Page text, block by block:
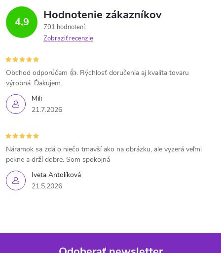
4,9 Hodnotenie zákazníkov
701 hodnotení
Zobraziť recenzie
Mili
21.7.2026
Obchod odporúčam 👍. Rýchlosť doručenia aj kvalita tovaru
výrobná. Ďakujem.
Iveta Antolíková
21.5.2026
Náramok sa zdá o niečo tmavší ako na obrázku, ale vyzerá veľmi
pekne a drží dobre. Som spokojná